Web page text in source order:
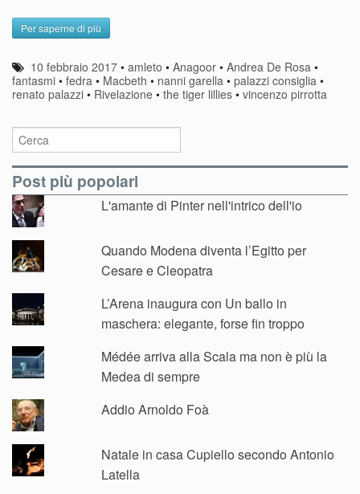
Per saperne di più
10 febbraio 2017 •amleto •Anagoor •Andrea De Rosa •
fantasmi • fedra • Macbeth • nanni garella • palazzi consiglia •
renato palazzi • Rivelazione • the tiger lillies • vincenzo pirrotta
Post più popolari
L'amante di Pinter nell'intrico dell'io
Quando Modena diventa l’Egitto per
Cesare e Cleopatra
L’Arena inaugura con Un ballo in
maschera: elegante, forse fin troppo
Médée arriva alla Scala ma non è più la
Medea di sempre
Addio Arnoldo Foà
Natale in casa Cupiello secondo Antonio
Latella